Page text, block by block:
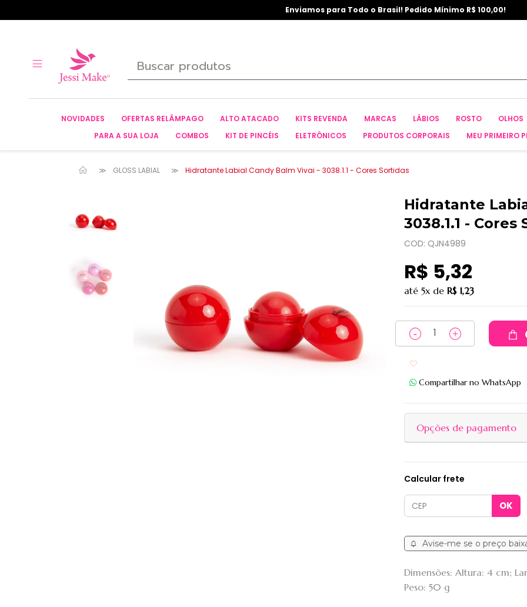
Enviamos para Todo o Brasil! Pedido Mínimo R$ 100,00!
NOVIDADES OFERTAS RELÂMPAGO ALTO ATACADO KITS REVENDA MARCAS LÁBIOS ROSTO OLHOS
PARA A SUA LOJA
COMBOS KIT DE PINCÉIS ELETRÔNICOS PRODUTOS CORPORAIS MEU PRIMEIRO
GLOSS LABIAL Hidratante Labial Candy Balm Vivai - 3038.1.1 - Cores Sortidas
Hidratante
3038.1.1 - Cores
COD: QJN4989
R$ 5,32
até 5x de R$ 1,23
Compartilhar no WhatsApp
Opções de pagamento
Calcular frete
Avise-me se o preço
Dimensões: Altura: 4 cm;
Peso: 50 g